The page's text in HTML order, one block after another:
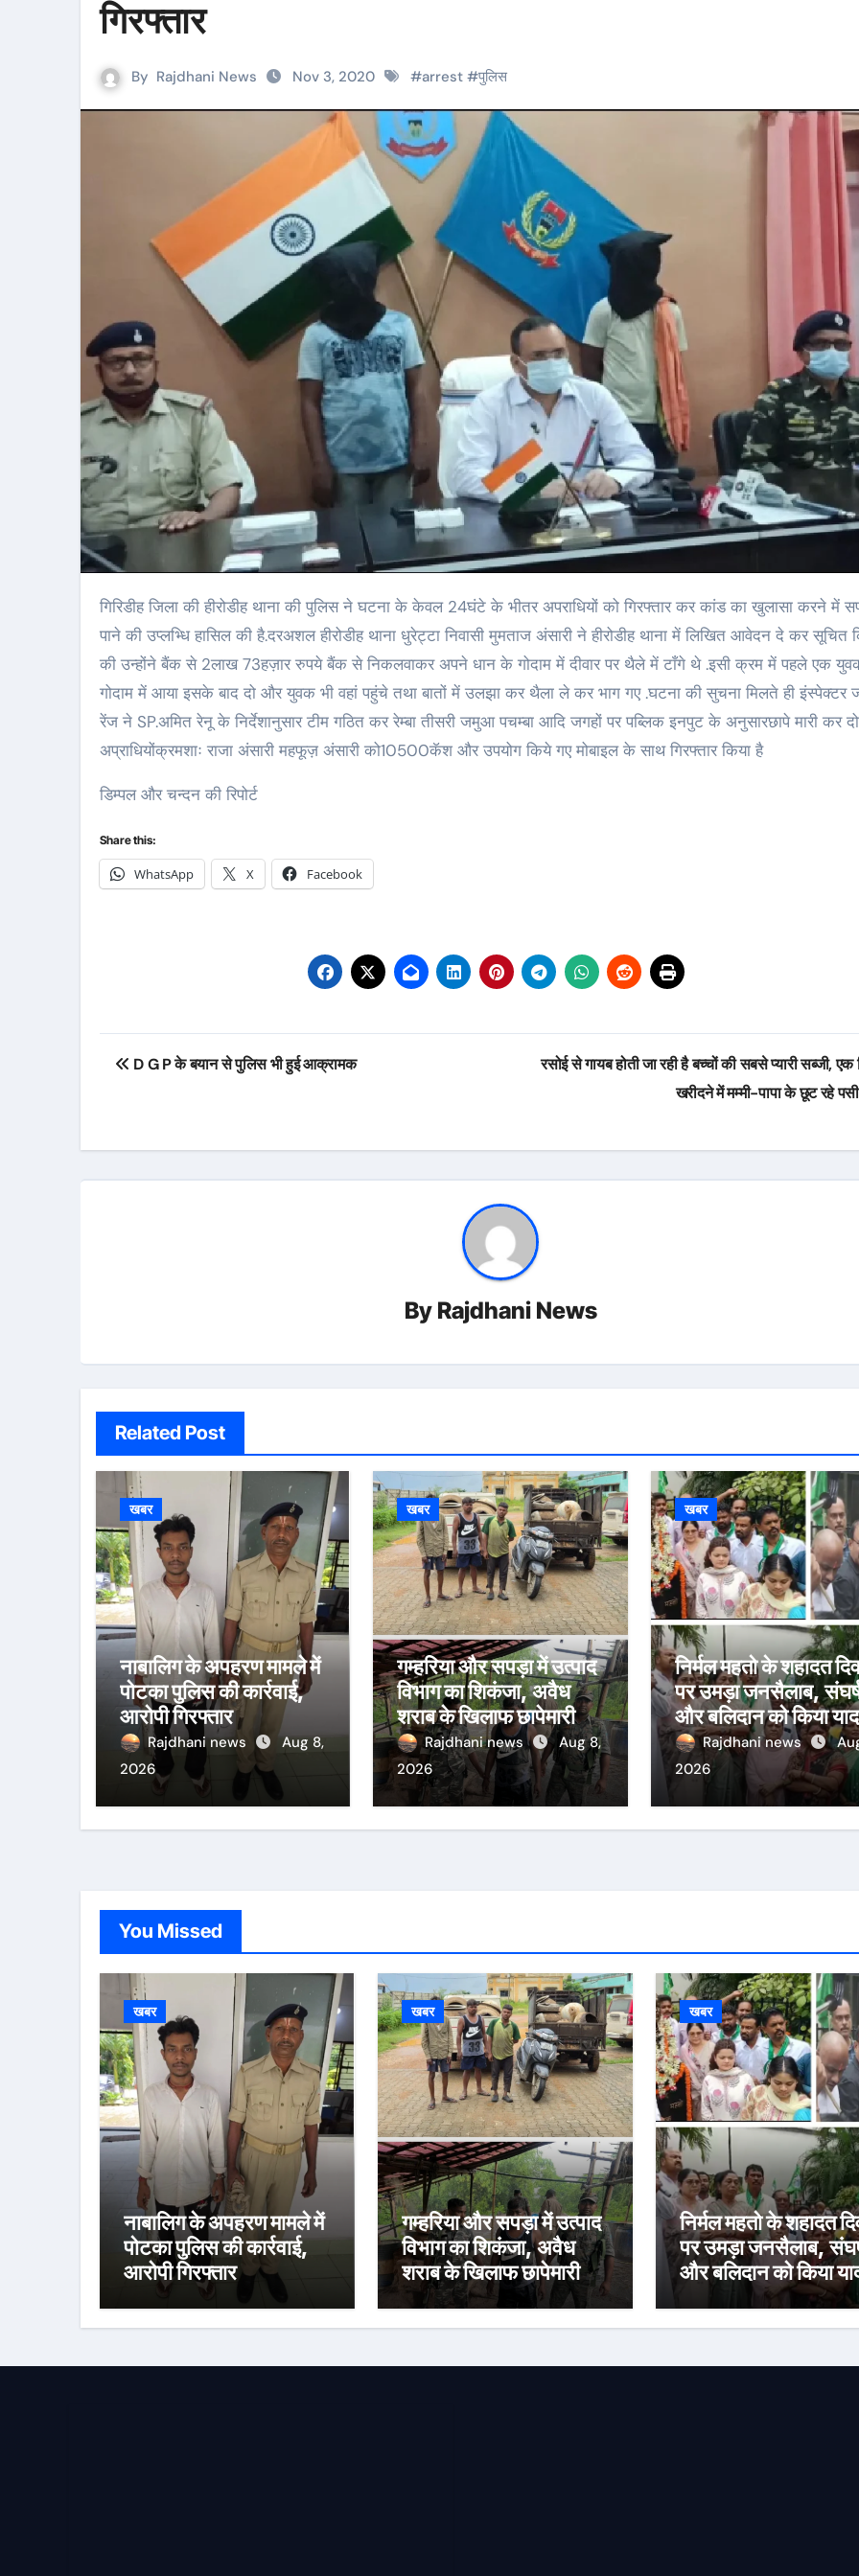
गिरफ्तार
By Rajdhani News Nov 3, 2020 #arrest #पुलिस
गिरिडीह जिला की हीरोडीह थाना की पुलिस ने घटना के केवल 24घंटे के भीतर अपराधियों को गिरफ्तार कर कांड का खुलासा करने में सफलता
पाने की उप्लभ्धि हासिल की है.दरअशल हीरोडीह थाना धुरेट्टा निवासी मुमताज अंसारी ने हीरोडीह थाना में लिखित आवेदन दे कर सूचित
की उन्होंने बैंक से 2लाख 73हज़ार रुपये बैंक से निकलवाकर अपने धान के गोदाम में दीवार पर थैले में टाँगे थे .इसी क्रम में पहले एक
गोदाम में आया इसके बाद दो और युवक भी वहां पहुंचे तथा बातों में उलझा कर थैला ले कर भाग गए .घटना की सुचना मिलते ही
रेंज ने SP.अमित रेनू के निर्देशानुसार टीम गठित कर रेम्बा तीसरी जमुआ पचम्बा आदि जगहों पर पब्लिक इनपुट के अनुसारछापे मारी कर दो
अप्राधियोंक्रमशाः राजा अंसारी महफूज़ अंसारी को10500कॅश और उपयोग किये गए मोबाइल के साथ गिरफ्तार किया है
डिम्पल और चन्दन की रिपोर्ट
Share this:
WhatsApp X Facebook
Post
D G P के बयान से पुलिस भी हुई आक्रामक
रसोई से गायब होती जा रही है बच्चों की सबसे प्यारी सब्जी, एक
खरीदने में मम्मी-पापा के छूट रहे
By Rajdhani News
Related Post
खबर
नाबालिग के अपहरण मामले में
पोटका पुलिस की कार्रवाई,
आरोपी गिरफ्तार
Rajdhani news
Aug 8,
2026
खबर
गम्हरिया और सपड़ा में उत्पाद
विभाग का शिकंजा, अवैध
शराब के खिलाफ छापेमारी में
तीन गिरफ्तार
Rajdhani news
Aug 8,
2026
खबर
निर्मल महतो के शहादत
पर उमड़ा जनसैलाब,
और बलिदान को किया याद
Rajdhani news
2026
You Missed
खबर
नाबालिग के अपहरण मामले में
पोटका पुलिस की कार्रवाई,
आरोपी गिरफ्तार
खबर
गम्हरिया और सपड़ा में उत्पाद
विभाग का शिकंजा, अवैध
शराब के खिलाफ छापेमारी में
तीन गिरफ्तार
खबर
निर्मल महतो के शहादत
पर उमड़ा जनसैलाब,
और बलिदान को किया